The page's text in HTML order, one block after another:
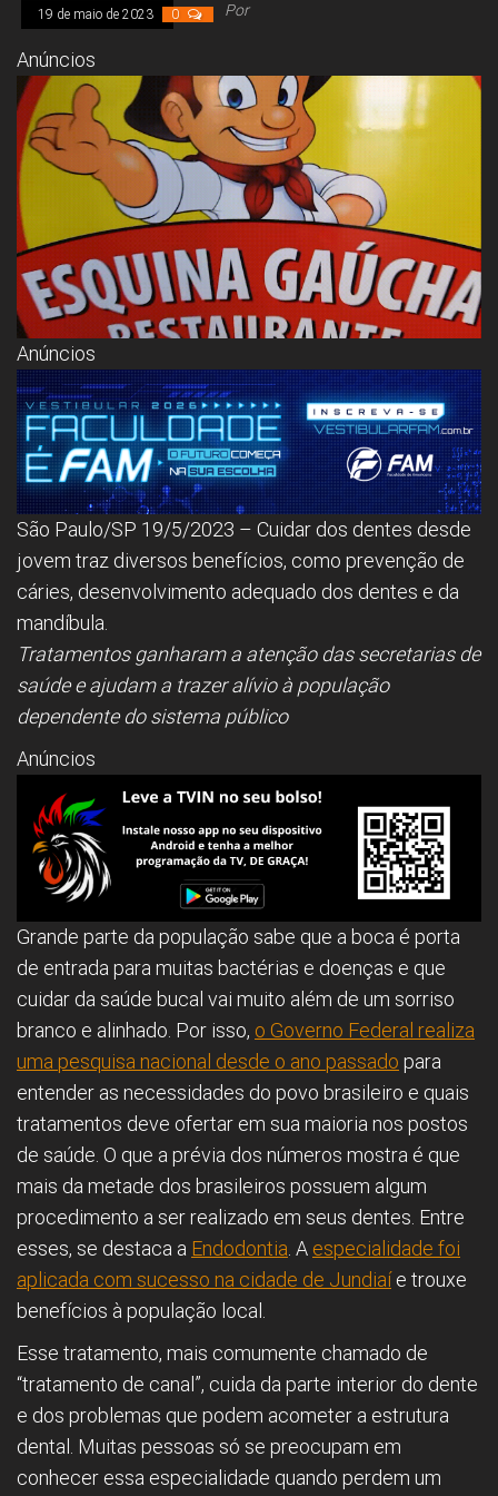
Congresso, Câmara
Senado, São Paulo,
Rio de Janeiro,
Brasília, Nordeste,
Norte, Centro-
Oeste, Sul, Sudeste,
Gastronomia,
Vinhos, Bebidas,
Cervejas, Comida,
Receitas, Chef, RH,
Emprego,
Empreendedorismo,
Negócios,
Oportunidades,
19 de maio de 2023 0 Por
Anúncios
Anúncios
São Paulo/SP 19/5/2023 – Cuidar dos dentes desde
jovem traz diversos benefícios, como prevenção de
cáries, desenvolvimento adequado dos dentes e da
mandíbula.
Tratamentos ganharam a atenção das secretarias de
saúde e ajudam a trazer alívio à população
dependente do sistema público
Anúncios
Grande parte da população sabe que a boca é porta
de entrada para muitas bactérias e doenças e que
cuidar da saúde bucal vai muito além de um sorriso
branco e alinhado. Por isso, o Governo Federal realiza
uma pesquisa nacional desde o ano passado para
entender as necessidades do povo brasileiro e quais
tratamentos deve ofertar em sua maioria nos postos
de saúde. O que a prévia dos números mostra é que
mais da metade dos brasileiros possuem algum
procedimento a ser realizado em seus dentes. Entre
esses, se destaca a Endodontia . A especialidade foi
aplicada com sucesso na cidade de Jundiaíe trouxe
benefícios à população local.
Esse tratamento, mais comumente chamado de
“tratamento de canal”, cuida da parte interior do dente
e dos problemas que podem acometer a estrutura
dental. Muitas pessoas só se preocupam em
conhecer essa especialidade quando perdem um